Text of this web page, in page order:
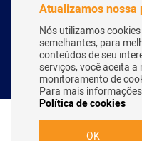
Copyright Webitcoin
Atualizamos
Nós utilizamos
semelhantes, para
conteúdos de seu
serviços, você aceita
monitoramento de
Para mais
Política de cookies
OK